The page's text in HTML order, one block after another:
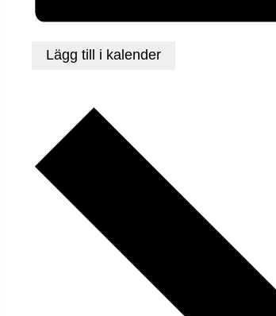
Lägg till i kalender